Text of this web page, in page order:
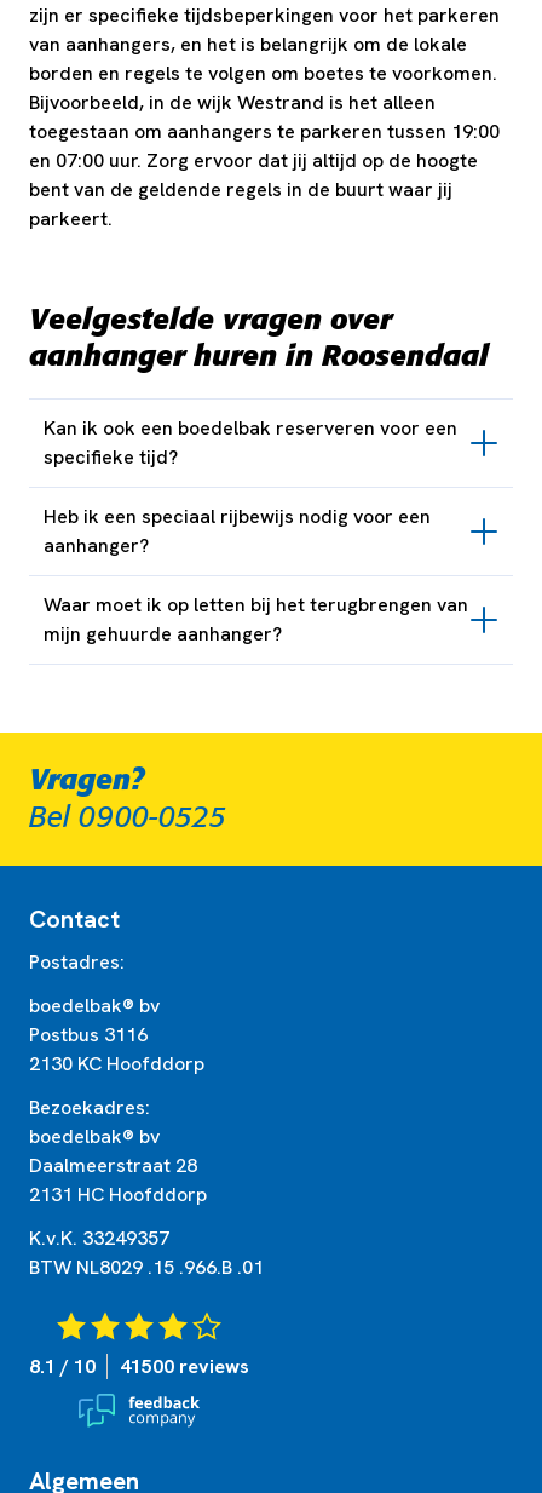
zijn er specifieke tijdsbeperkingen voor het parkeren
van aanhangers, en het is belangrijk om de lokale
borden en regels te volgen om boetes te voorkomen.
Bijvoorbeeld, in de wijk Westrand is het alleen
toegestaan om aanhangers te parkeren tussen 19:00
en 07:00 uur. Zorg ervoor dat jij altijd op de hoogte
bent van de geldende regels in de buurt waar jij
parkeert.
Veelgestelde vragen over
aanhanger huren in Roosendaal
Kan ik ook een boedelbak reserveren voor een
specifieke tijd?
Heb ik een speciaal rijbewijs nodig voor een
aanhanger?
Waar moet ik op letten bij het terugbrengen van
mijn gehuurde aanhanger?
Vragen?
Bel 0900-0525
Contact
Postadres:
boedelbak® bv
Postbus 3116
2130 KC Hoofddorp
Bezoekadres:
boedelbak® bv
Daalmeerstraat 28
2131 HC Hoofddorp
K.v.K. 33249357
BTW NL8029 .15 .966.B .01
8.1 / 10 41500 reviews
Algemeen